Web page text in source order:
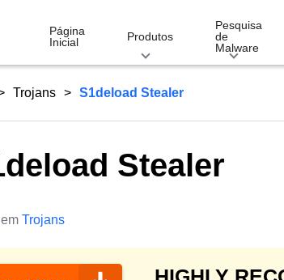
Página
Inicial
Produtos
Pesquisa
de
Malware
Trojans S1deload Stealer
Stealer
Trojans